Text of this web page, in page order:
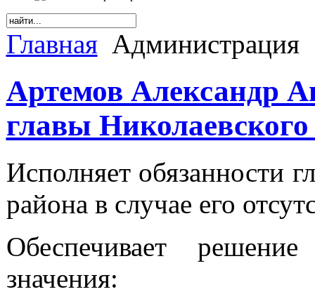
Главная Администрация
Артемов Александр
главы
Исполняет обязанности
района в случае его
Обеспечивает
значения: